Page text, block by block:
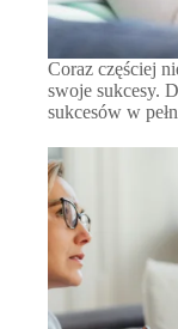
Coraz częściej
swoje sukcesy.
sukcesów w